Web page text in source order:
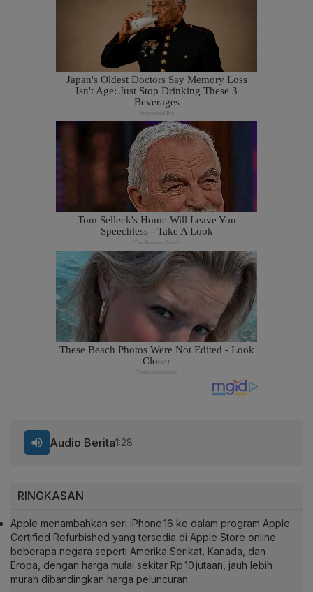
RINGKASAN
Apple menambahkan seri iPhone 16 ke dalam program Apple
Certified Refurbished yang tersedia di Apple Store online
beberapa negara seperti Amerika Serikat, Kanada, dan
Eropa, dengan harga mulai sekitar Rp 10 jutaan, jauh lebih
murah dibandingkan harga peluncuran.
Audio Berita1:28